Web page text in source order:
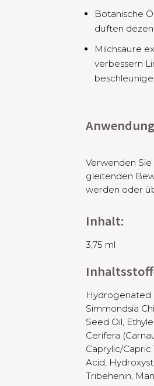
Botanische
duften
Milchsäure
verbessern
Verwenden
gleitenden
werden oder
Inhalt:
3,75 ml
Hydrogenated
Simmondsia
Seed Oil,
Cerifera
Caprylic/
Acid,
Tribehenin,